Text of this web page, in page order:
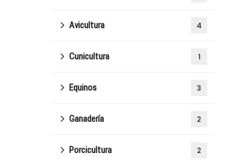
Avicultura 4
Cunicultura 1
Equinos 3
Ganadería 2
Porcicultura 2